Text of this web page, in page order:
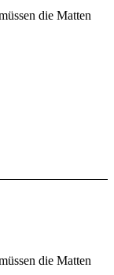
die Matten
die Matten